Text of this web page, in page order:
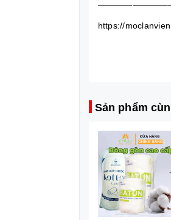
https://
Sản phẩm